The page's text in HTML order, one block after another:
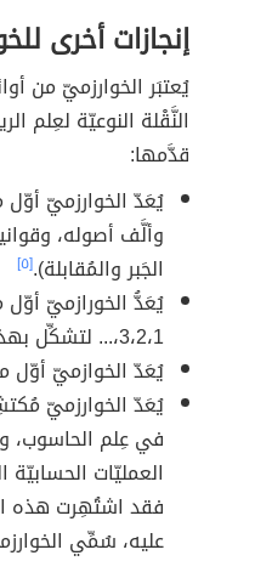
إنجازات أخرى
يُعتبَر الخوارزميّ من
النَّقْلة النوعيّة لعِلم
قدَّمها:
يُعَدّ الخوارزميّ
وألَّف أصوله،
الجَبر والمُقابلة).[٥]
يُعَدُّ الخورازميّ
3،2،1،... لتشكِّل بهذا مجموعة الأعداد الطبيعيّة.
يُعَدّ الخوازميّ أوّل
يُعَدّ الخوارزميّ
في عِلم الحاسوب،
العمليّات
فقد اشتُهِرت هذه
عليه، سُمِّي